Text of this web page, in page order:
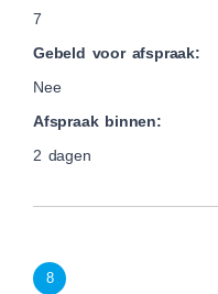
7
Gebeld voor afspraak:
Nee
Afspraak binnen:
2 dagen
8